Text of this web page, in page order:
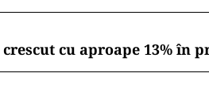
cu aproape 13% în